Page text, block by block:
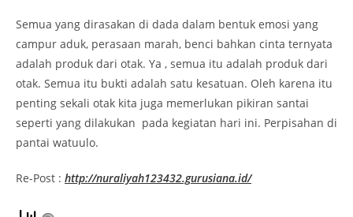
Semua yang dirasakan di dada dalam bentuk emosi yang
campur aduk, perasaan marah, benci bahkan cinta ternyata
adalah produk dari otak. Ya , semua itu adalah produk dari
otak. Semua itu bukti adalah satu kesatuan. Oleh karena itu
penting sekali otak kita juga memerlukan pikiran santai
seperti yang dilakukan pada kegiatan hari ini. Perpisahan di
pantai watuulo.
Re-Post : http://nuraliyah123432.gurusiana.id/